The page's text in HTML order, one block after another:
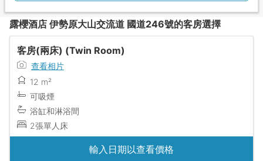
露櫻酒店 伊勢原大山交流道 國道246號的客房選擇
客房(兩床) (Twin Room)
查看相片
12 m²
可吸煙
浴缸和淋浴間
2張單人床
輸入日期以查看價格